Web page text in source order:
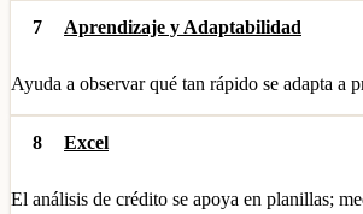
7 Aprendizaje y Adaptabilidad
Ayuda a observar qué tan rápido se adapta a
8 Excel
El análisis de crédito se apoya en planillas;